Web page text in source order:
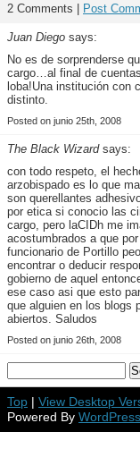
2 Comments | Post
Juan Diego says:
No es de sorprenderse
cargo…al final de
loba!Una institución con
distinto.
Posted on junio 25th, 2008
The Black Wizardsays:
con todo respeto, el
arzobispado es lo que
son querellantes
por etica si conocio las
cargo, pero laCIDh me
acostumbrados a que
funcionario de Portillo
encontrar o deducir
gobierno de aquel
ese caso asi que esto
que alguien en los blogs
abiertos. Saludos
Posted on junio 26th, 2008
Top | View Desktop
Powered By WordPress